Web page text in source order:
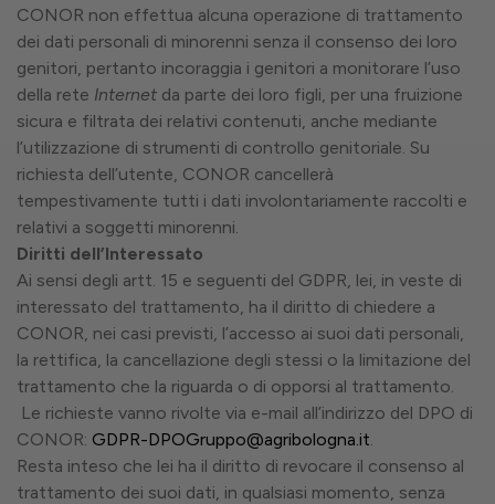
CONOR non effettua alcuna operazione di trattamento
dei dati personali di minorenni senza il consenso dei loro
genitori, pertanto incoraggia i genitori a monitorare l’uso
della rete Internet da parte dei loro figli, per una fruizione
sicura e filtrata dei relativi contenuti, anche mediante
l’utilizzazione di strumenti di controllo genitoriale. Su
richiesta dell’utente, CONOR cancellerà
tempestivamente tutti i dati involontariamente raccolti e
relativi a soggetti minorenni.
Diritti dell’Interessato
Ai sensi degli artt. 15 e seguenti del GDPR, lei, in veste di
interessato del trattamento, ha il diritto di chiedere a
CONOR, nei casi previsti, l’accesso ai suoi dati personali,
la rettifica, la cancellazione degli stessi o la limitazione del
trattamento che la riguarda o di opporsi al trattamento.
Le richieste vanno rivolte via e-mail all’indirizzo del DPO di
CONOR: GDPR-DPOGruppo@agribologna.it.
Resta inteso che lei ha il diritto di revocare il consenso al
trattamento dei suoi dati, in qualsiasi momento, senza